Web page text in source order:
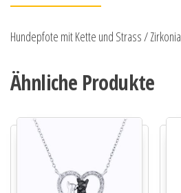
Hundepfote mit Kette und Strass / Zirkonia
Ähnliche Produkte